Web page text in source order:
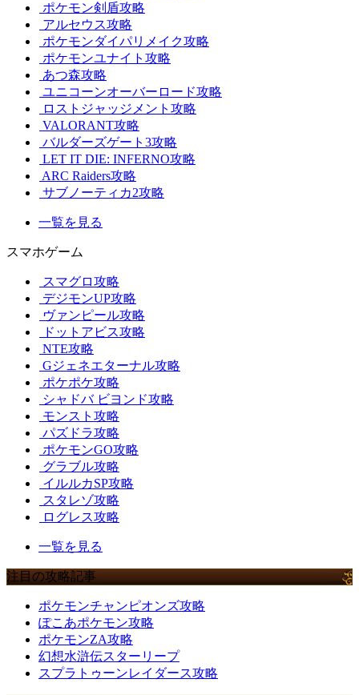
ポケモン剣盾攻略
アルセウス攻略
ポケモンダイパリメイク攻略
ポケモンユナイト攻略
あつ森攻略
ユニコーンオーバーロード攻略
ロストジャッジメント攻略
VALORANT攻略
バルダーズゲート3攻略
LET IT DIE: INFERNO攻略
ARC Raiders攻略
サブノーティカ2攻略
一覧を見る
スマホゲーム
スマグロ攻略
デジモンUP攻略
ヴァンピール攻略
ドットアビス攻略
NTE攻略
Gジェネエターナル攻略
ポケポケ攻略
シャドバ ビヨンド攻略
モンスト攻略
パズドラ攻略
ポケモンGO攻略
グラブル攻略
イルルカSP攻略
スタレゾ攻略
ログレス攻略
一覧を見る
注目の攻略記事
ポケモンチャンピオンズ攻略
ぽこあポケモン攻略
ポケモンZA攻略
幻想水滸伝スターリープ
スプラトゥーンレイダース攻略